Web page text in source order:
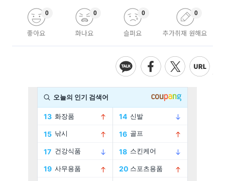
좋아요
0
화나요
0
슬퍼요
0
추가취재 원해요
0